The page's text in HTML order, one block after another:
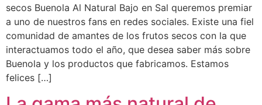
secos Buenola Al Natural Bajo en Sal queremos premiar
a uno de nuestros fans en redes sociales. Existe una fiel
comunidad de amantes de los frutos secos con la que
interactuamos todo el año, que desea saber más sobre
Buenola y los productos que fabricamos. Estamos
felices […]